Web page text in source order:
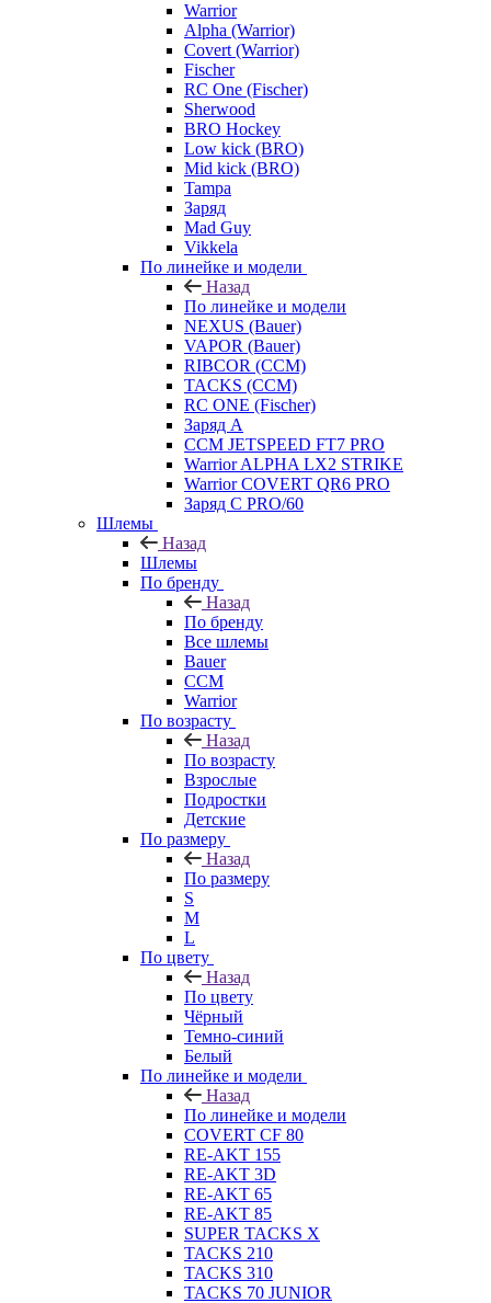
Warrior
Alpha (Warrior)
Covert (Warrior)
Fischer
RC One (Fischer)
Sherwood
BRO Hockey
Low kick (BRO)
Mid kick (BRO)
Tampa
Заряд
Mad Guy
Vikkela
По линейке и модели
Назад
По линейке и модели
NEXUS (Bauer)
VAPOR (Bauer)
RIBCOR (CCM)
TACKS (CCM)
RC ONE (Fischer)
Заряд А
CCM JETSPEED FT7 PRO
Warrior ALPHA LX2 STRIKE
Warrior COVERT QR6 PRO
Заряд С PRO/60
Шлемы
Назад
Шлемы
По бренду
Назад
По бренду
Все шлемы
Bauer
CCM
Warrior
По возрасту
Назад
По возрасту
Взрослые
Подростки
Детские
По размеру
Назад
По размеру
S
M
L
По цвету
Назад
По цвету
Чёрный
Темно-синий
Белый
По линейке и модели
Назад
По линейке и модели
COVERT CF 80
RE-AKT 155
RE-AKT 3D
RE-AKT 65
RE-AKT 85
SUPER TACKS X
TACKS 210
TACKS 310
TACKS 70 JUNIOR